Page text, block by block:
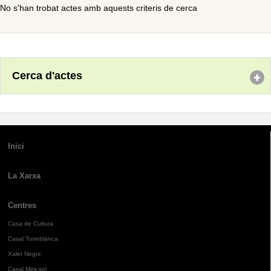
No s'han trobat actes amb aquests criteris de cerca
Cerca d'actes
Inici
La Xarxa
Centres
Casa de Cultura
Casal Torreblanca
Xalet Negre
Casal Mira-sol